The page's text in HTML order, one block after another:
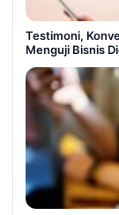
Testimoni,
Menguji Bisnis